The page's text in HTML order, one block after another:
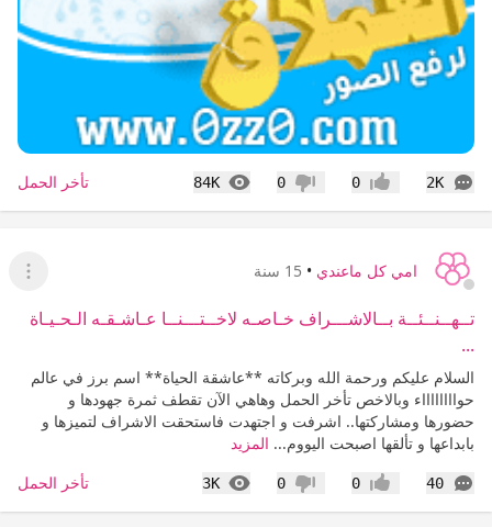
2K
التعليقات إعجاب0 عدم إعجاب
0
84K
المشاهدات تأخر الحمل
امي كل ماعندي • 15 سنة
عرض
تــهــنــئــة بــالاشـــراف خـاصـه لاخــتـــنــا عـاشـقـه الـحـيـاة
...
السلام عليكم ورحمة الله وبركاته **عاشقة الحياة** اسم برز في عالم
حوااااااااء وبالاخص تأخر الحمل وهاهي الآن تقطف ثمرة جهودها و
حضورها ومشاركتها.. اشرفت و اجتهدت فاستحقت الاشراف لتميزها و
بابداعها و تألقها اصبحت اليووم... المزيد
40
التعليقات إعجاب0 عدم إعجاب
0
3K
المشاهدات تأخر الحمل